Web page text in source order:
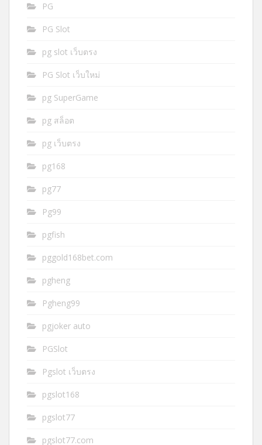
PG
PG Slot
pg slot เว็บตรง
PG Slot เว็บใหม่
pg SuperGame
pg สล็อต
pg เว็บตรง
pg168
pg77
Pg99
pgfish
pggold168bet.com
pgheng
Pgheng99
pgjoker auto
PGSlot
Pgslot เว็บตรง
pgslot168
pgslot77
pgslot77.com